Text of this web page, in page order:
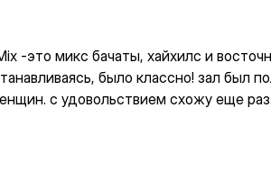
-это микс бачаты, хайхилс и
было классно! зал был
с удовольствием схожу еще